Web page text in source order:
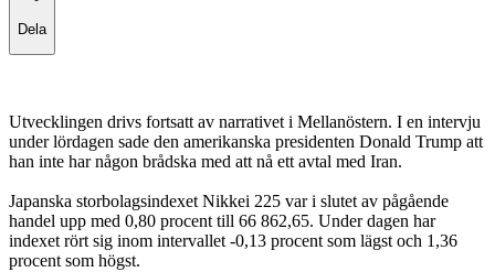
Dela
Utvecklingen drivs fortsatt av narrativet i Mellanöstern. I en intervju
under lördagen sade den amerikanska presidenten Donald Trump att
han inte har någon brådska med att nå ett avtal med Iran.
Japanska storbolagsindexet Nikkei 225 var i slutet av pågående
handel upp med 0,80 procent till 66 862,65. Under dagen har
indexet rört sig inom intervallet -0,13 procent som lägst och 1,36
procent som högst.